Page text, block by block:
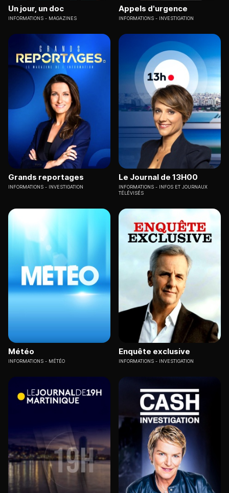
Un jour, un doc
INFORMATIONS MAGAZINES
Appels d'urgence
INFORMATIONS INVESTIGATION
Grands reportages
INFORMATIONS INVESTIGATION
Le Journal de 13H00
INFORMATIONS
INFOS ET JOURNAUX
TÉLÉVISÉS
Météo
INFORMATIONS MÉTÉO
Enquête exclusive
INFORMATIONS INVESTIGATION